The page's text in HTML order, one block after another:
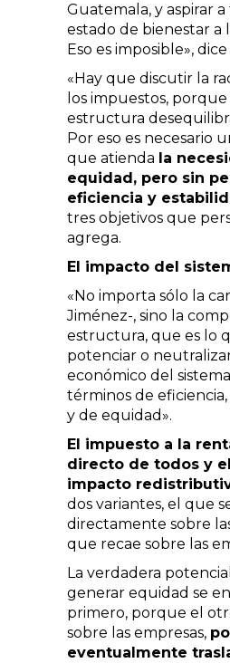
Guatemala, y aspirar
estado de bienestar a
Eso es imposible»,
«Hay que discutir la
los impuestos,
estructura
Por eso es necesario
que atienda la
equidad, pero sin
eficiencia y
tres objetivos que
agrega.
El impacto del
«No importa sólo la
Jiménez-, sino la
estructura, que es lo
potenciar o
económico del
términos de
y de equidad».
El impuesto a la
directo de todos y
impacto
dos variantes, el que
directamente sobre
que recae sobre las
La verdadera
generar equidad se
primero, porque el
sobre las empresas,
eventualmente